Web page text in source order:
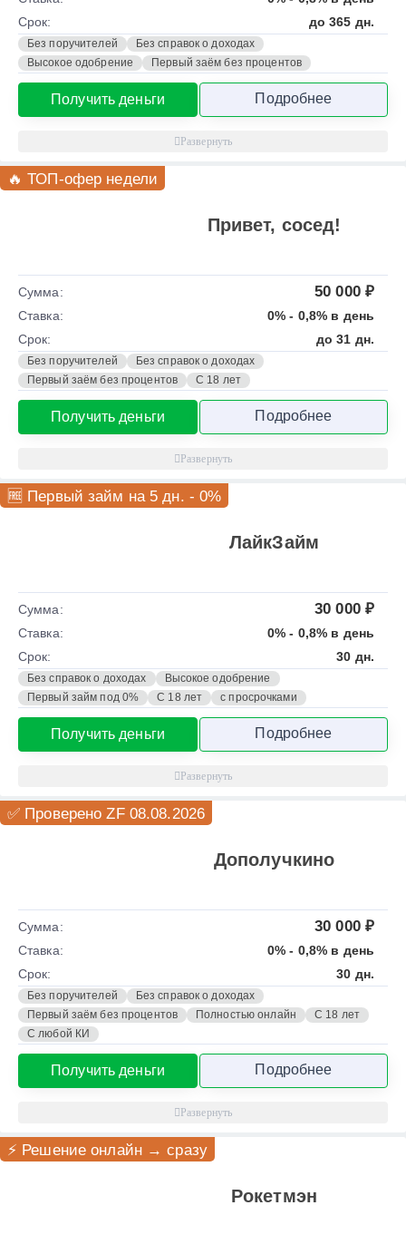
Срок:
до 365 дн.
Без поручителей
Без справок о доходах
Высокое одобрение
Первый заём без процентов
Получить деньги Подробнее
🔥 ТОП-офер недели
Привет, сосед!
Сумма: 50 000 ₽
Ставка:
0% - 0,8% в день
Срок:
до 31 дн.
Без поручителей
Без справок о доходах
Первый заём без процентов
С 18 лет
Получить деньги Подробнее
🆓 Первый займ на 5 дн. - 0%
ЛайкЗайм
Сумма: 30 000 ₽
Ставка:
0% - 0,8% в день
Срок:
30 дн.
Без справок о доходах
Высокое одобрение
Первый займ под 0%
С 18 лет с просрочками
Получить деньги Подробнее
✅ Проверено ZF 08.08.2026
Дополучкино
Сумма: 30 000 ₽
Ставка:
0% - 0,8% в день
Срок:
30 дн.
Без поручителей
Без справок о доходах
Первый заём без процентов
Полностью онлайн
С 18 лет
С любой КИ
Получить деньги Подробнее
⚡ Решение онлайн → сразу
Рокетмэн